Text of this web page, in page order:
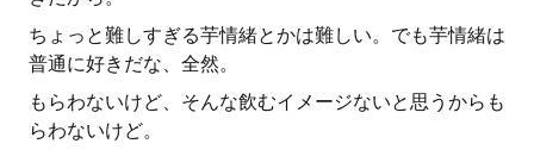
ちょっと難しすぎる芋情緒とかは難しい。でも芋情緒は
普通に好きだな、全然。
もらわないけど、そんな飲むイメージないと思うからも
らわないけど。